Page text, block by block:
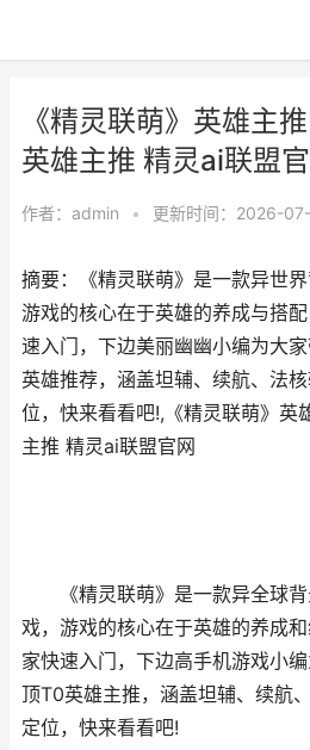
《精灵联萌》英雄主
英雄主推 精灵ai联盟
作者： admin • 更新时间：2026-
摘要：《精灵联萌》是一款异世界
游戏的核心在于英雄的养成与搭
速入门，下边美丽幽幽小编为大
英雄推荐，涵盖坦辅、续航、法
位，快来看看吧!,《精灵联萌》英
主推 精灵ai联盟官网
《精灵联萌》是一款异全球背
戏，游戏的核心在于英雄的养成
家快速入门，下边高手机游戏小
顶T0英雄主推，涵盖坦辅、续航
定位，快来看看吧!